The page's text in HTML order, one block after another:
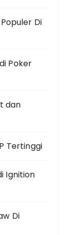
Di
Poker
dan
Tertinggi
Ignition
Di